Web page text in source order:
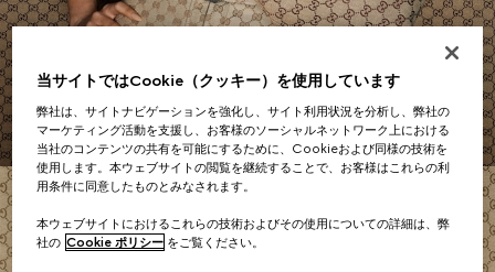
当サイトではCookie（クッキー）を使用しています
弊社は、サイトナビゲーションを強化し、サイト利用状況を分析し、弊社の
マーケティング活動を支援し、お客様のソーシャルネットワーク上における
当社のコンテンツの共有を可能にするために、Cookieおよび同様の技術を
使用します。本ウェブサイトの閲覧を継続することで、お客様はこれらの利
用条件に同意したものとみなされます。
本ウェブサイトにおけるこれらの技術およびその使用についての詳細は、弊
社の Cookie ポリシー をご覧ください。